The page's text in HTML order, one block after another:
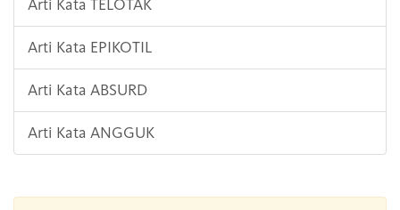
Arti Kata TELOTAK
Arti Kata EPIKOTIL
Arti Kata ABSURD
Arti Kata ANGGUK